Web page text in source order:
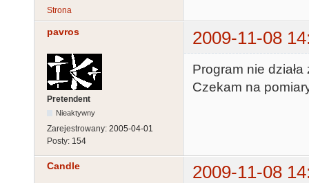
Strona
pavros 2009-11-08
Pretendent
Nieaktywny
Zarejestrowany: 2005-04-01
Posty: 154
Program nie
Czekam na
Candle 2009-11-08